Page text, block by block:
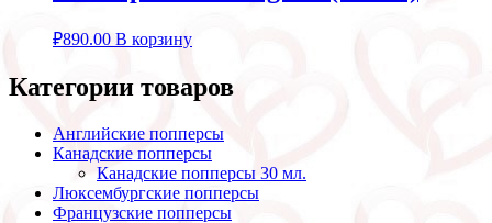
₽890.00 В корзину
Категории товаров
Английские попперсы
Канадские попперсы
Канадские попперсы 30 мл.
Люксембургские попперсы
Французские попперсы